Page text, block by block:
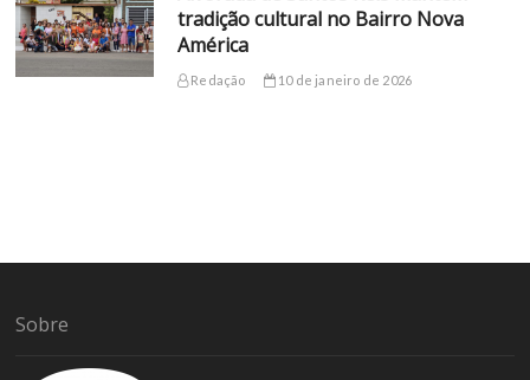
tradição cultural no Bairro Nova
América
Redação 10 de janeiro de 2026
Sobre